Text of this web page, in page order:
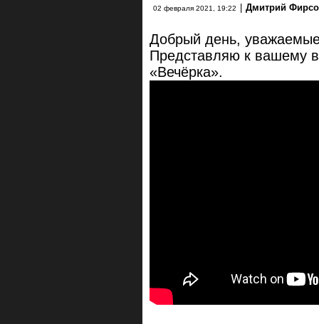
02 февраля 2021, 19:22 Дмитрий
Добрый день,
Представляю к вашему
«Вечёрка».